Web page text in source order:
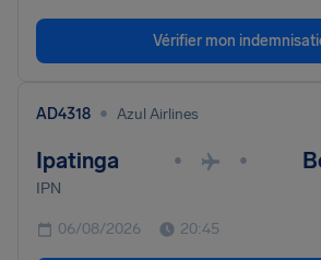
Vérifier mon
AD4318 • Azul Airlines
Ipatinga • •
IPN
06/08/2026 20:45